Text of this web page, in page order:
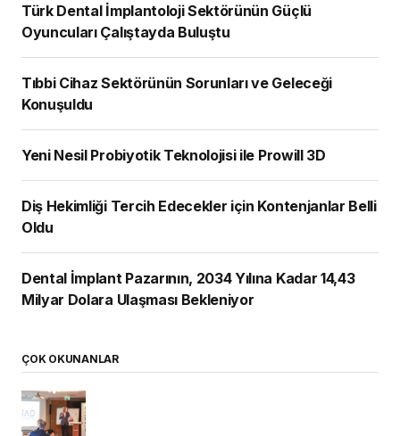
Türk Dental İmplantoloji Sektörünün Güçlü
Oyuncuları Çalıştayda Buluştu
Tıbbi Cihaz Sektörünün Sorunları ve Geleceği
Konuşuldu
Yeni Nesil Probiyotik Teknolojisi ile Prowill 3D
Diş Hekimliği Tercih Edecekler için Kontenjanlar Belli
Oldu
Dental İmplant Pazarının, 2034 Yılına Kadar 14,43
Milyar Dolara Ulaşması Bekleniyor
ÇOK OKUNANLAR